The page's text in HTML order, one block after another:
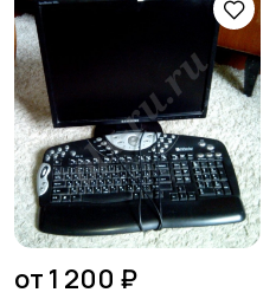
Мультимедиа
Программное
обеспечение2
от 1 200 ₽